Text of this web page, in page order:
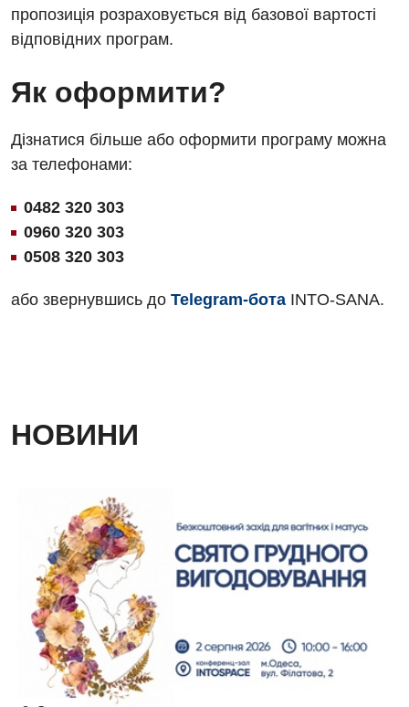
Відділення кардіосудинної патології та неврології
Гастроентерологія
Гематологія
Гінекологічне відділення
Денний стаціонар
Дерматовенерологія
Ендокринологія
Мамологія
Нейрохірургія
Онкологічне відділлення
Оториноларингологія
Офтальмологічне відділення
Педіатричне відділення
пропозиція розраховується від базової вартості
відповідних програм.
Як оформити?
Дізнатися більше або оформити програму можна
за телефонами:
0482 320 303
0960 320 303
0508 320 303
або звернувшись до Telegram-бота INTO-SANA.
НОВИНИ